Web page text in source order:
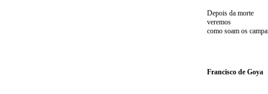
Depois da morte
veremos
como soam os
Francisco de Goya